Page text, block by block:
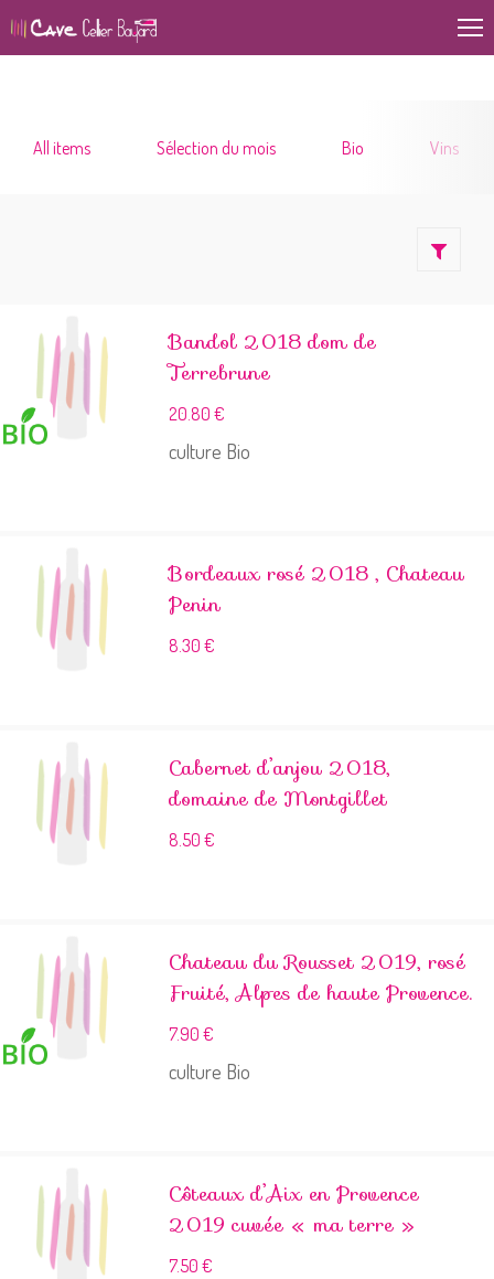
All items Sélection du mois Bio Vins
Bandol 2018 dom de
Terrebrune
20.80€
culture Bio
Bordeaux rosé 2018 , Chateau
Penin
8.30€
Cabernet d’anjou 2018,
domaine de Montgillet
8.50€
Chateau du Rousset 2019, rosé
Fruité, Alpes de haute Provence.
7.90€
culture Bio
Côteaux d’Aix en Provence
2019 cuvée « ma terre »
7.50€